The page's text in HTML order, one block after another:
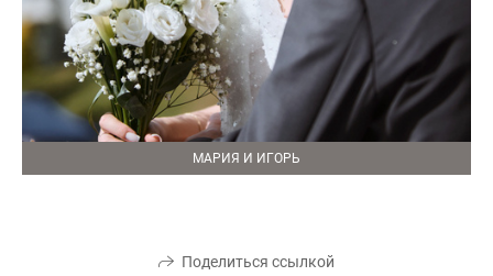
МАРИЯ И ИГОРЬ
Поделиться ссылкой